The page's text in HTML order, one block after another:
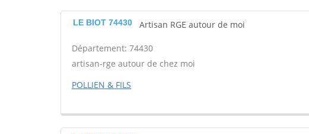
LE BIOT 74430 Artisan RGE autour de moi
Département: 74430
artisan-rge autour de chez moi
POLLIEN & FILS